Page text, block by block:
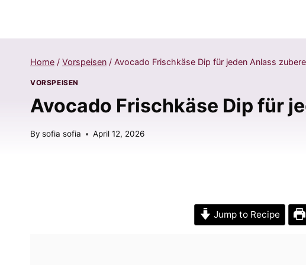
Home / Vorspeisen / Avocado Frischkäse Dip für jeden Anlass
VORSPEISEN
Avocado Frischkäse Dip für
By sofia sofia April 12, 2026
Jump to Recipe